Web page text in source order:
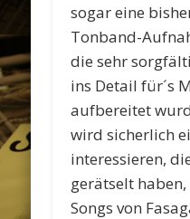
sogar eine
Tonband-
die sehr
ins Detail für´s
aufbereitet
wird sicherlich
interessieren,
gerätselt
Songs von